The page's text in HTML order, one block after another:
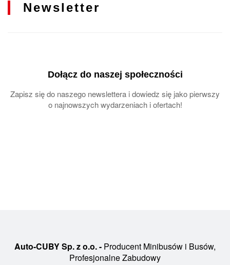
Newsletter
Dołącz do naszej społeczności
Zapisz się do naszego newslettera i dowiedz się jako pierwszy
o najnowszych wydarzeniach i ofertach!
Auto-CUBY Sp. z o.o. - Producent Minibusów i Busów,
Profesjonalne Zabudowy